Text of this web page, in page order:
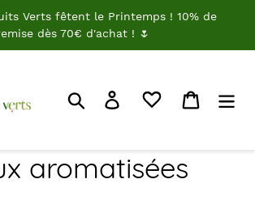
Verts fêtent le Printemps ! 10% de
dès 70€ d'achat ! 🌷
RechercherJe me connectePanier
aromatisées